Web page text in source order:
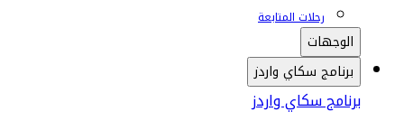
رحلات المتابعة
الوجهات
برنامج سكاي واردز
برنامج سكاي واردز